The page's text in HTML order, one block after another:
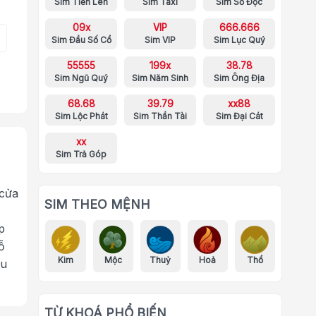
09x
Sim Đầu Số Cổ
VIP
Sim VIP
666.666
Sim Lục Quý
55555
Sim Ngũ Quý
199x
Sim Năm Sinh
38.78
Sim Ông Địa
68.68
Sim Lộc Phát
39.79
Sim Thần Tài
xx88
Sim Đại Cát
xx
Sim Trả Góp
SIM THEO MỆNH
Kim Mộc Thuỷ Hoả Thổ
TỪ KHOÁ PHỔ BIẾN